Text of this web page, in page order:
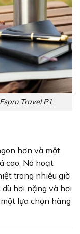
Travel P1
hơn và một
cao. Nó hoạt
trong nhiều giờ
hơi nặng và hơi
lựa chọn hàng